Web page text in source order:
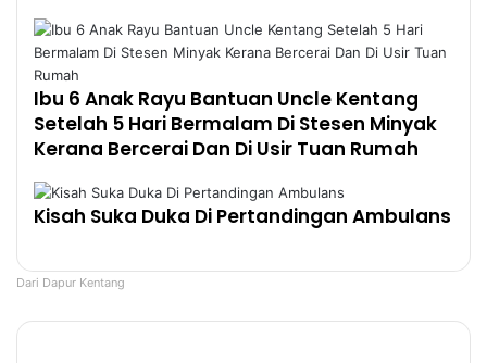
Ibu 6 Anak Rayu Bantuan Uncle Kentang
Setelah 5 Hari Bermalam Di Stesen Minyak
Kerana Bercerai Dan Di Usir Tuan Rumah
Kisah Suka Duka Di Pertandingan Ambulans
Dari Dapur Kentang